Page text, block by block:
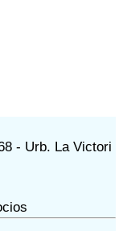
- Urb. La Victori